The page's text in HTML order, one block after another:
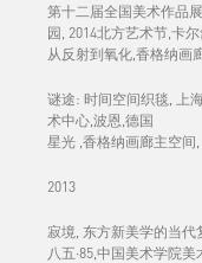
第十二届全国美术作品
园, 2014北方艺术节,卡
从反射到氧化,香格纳画
谜途: 时间空间织毯, 上
术中心,波恩,德国
星光 ,香格纳画廊主空间
2013
寂境, 东方新美学的当
八五·85,中国美术学院美